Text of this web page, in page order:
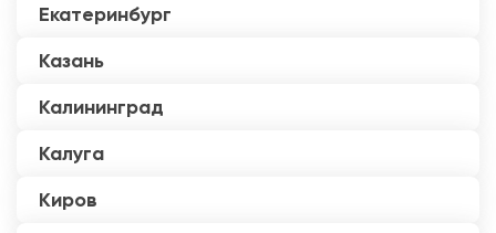
Екатеринбург
Казань
Калининград
Калуга
Киров